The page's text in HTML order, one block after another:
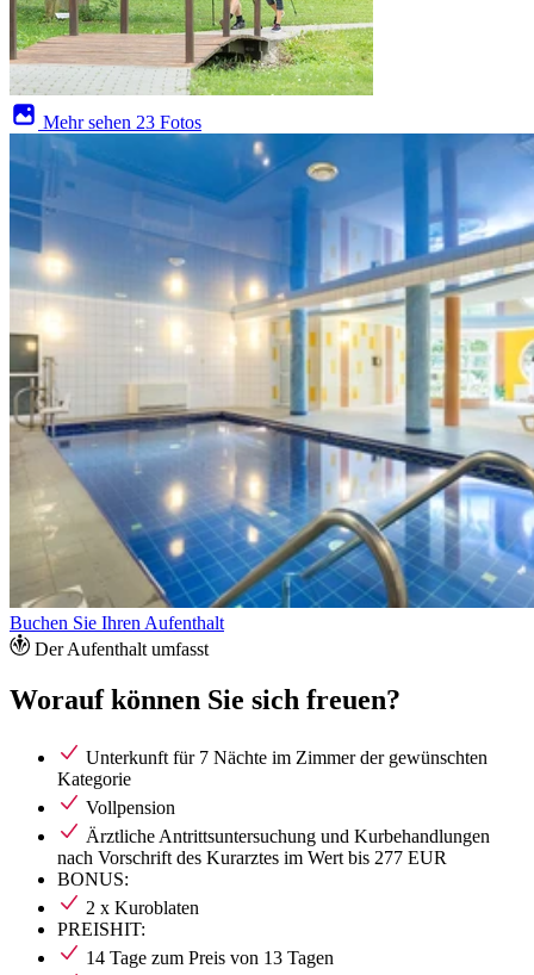
Mehr sehen 23 Fotos
Buchen Sie Ihren Aufenthalt
Der Aufenthalt umfasst
Worauf können Sie sich freuen?
Unterkunft für 7 Nächte im Zimmer der gewünschten
Kategorie
Vollpension
Ärztliche Antrittsuntersuchung und Kurbehandlungen
nach Vorschrift des Kurarztes im Wert bis 277 EUR
BONUS:
2 x Kuroblaten
PREISHIT:
14 Tage zum Preis von 13 Tagen